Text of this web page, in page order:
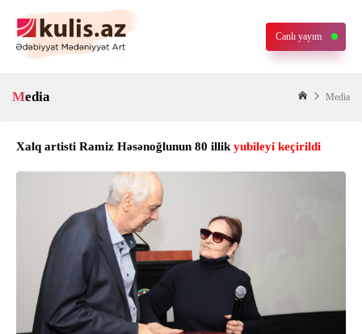
Canlı yayım
Media Media
Xalq artisti Ramiz Həsənoğlunun 80 illik yubileyi keçirildi